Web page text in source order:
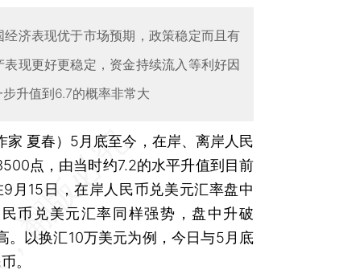
经济表现优于市场预期，政策稳定而且有
现更好更稳定，资金持续流入等利好因
升值到6.7的概率非常大
家 夏春） 5月底至今，在岸、离岸人民
点，由当时约7.2的水平升值到目前
月15日，在岸人民币兑美元汇率盘中
币兑美元汇率同样强势，盘中升破
。以换汇10万美元为例，今日与5月底
。